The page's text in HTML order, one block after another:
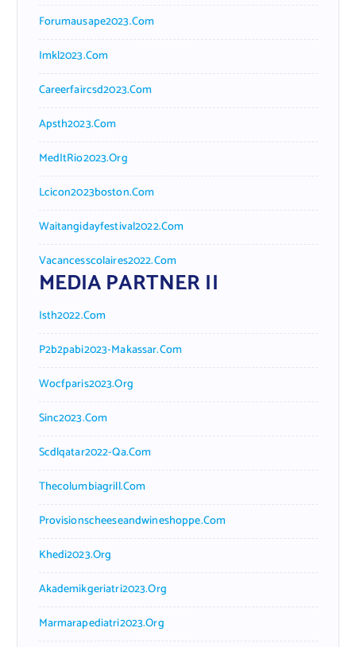
Forumausape2023.com
Imkl2023.com
Careerfaircsd2023.com
Apsth2023.com
MedItRio2023.org
Lcicon2023boston.com
Waitangidayfestival2022.com
Vacancesscolaires2022.com
MEDIA PARTNER II
Isth2022.com
P2b2pabi2023-Makassar.com
Wocfparis2023.org
Sinc2023.com
Scdlqatar2022-Qa.com
Thecolumbiagrill.com
Provisionscheeseandwineshoppe.com
Khedi2023.org
Akademikgeriatri2023.org
Marmarapediatri2023.org